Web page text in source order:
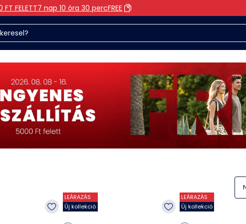
FT FELETT7 nap 10 óra 30 percFREE
LEÁRAZÁS
Új kollekció
LEÁRAZÁS
Új kollekció